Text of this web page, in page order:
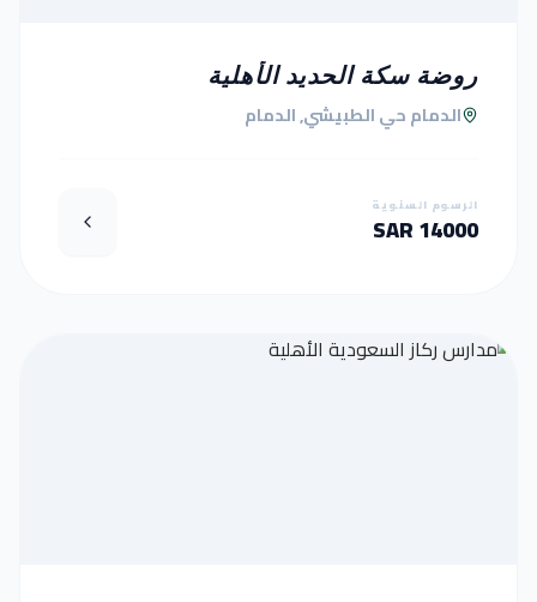
روضة سكة الحديد الأهلية
الدمام حي الطبيشي, الدمام
الرسوم السنوية
14000 SAR